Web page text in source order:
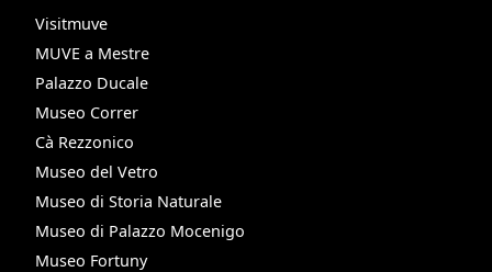
Visitmuve
MUVE a Mestre
Palazzo Ducale
Museo Correr
Cà Rezzonico
Museo del Vetro
Museo di Storia Naturale
Museo di Palazzo Mocenigo
Museo Fortuny